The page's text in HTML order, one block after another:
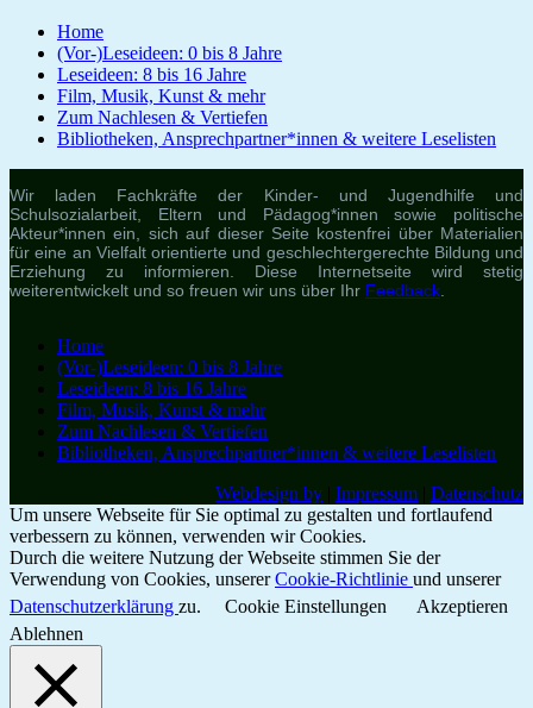
Home
(Vor-)Leseideen: 0 bis 8 Jahre
Leseideen: 8 bis 16 Jahre
Film, Musik, Kunst & mehr
Zum Nachlesen & Vertiefen
Bibliotheken, Ansprechpartner*innen & weitere Leselisten
Wir laden Fachkräfte der Kinder- und Jugendhilfe und
Schulsozialarbeit, Eltern und Pädagog*innen sowie politische
Akteur*innen ein, sich auf dieser Seite kostenfrei über Materialien
für eine an Vielfalt orientierte und geschlechtergerechte Bildung und
Erziehung zu informieren. Diese Internetseite wird stetig
weiterentwickelt und so freuen wir uns über Ihr Feedback
Home
(Vor-)Leseideen: 0 bis 8 Jahre
Leseideen: 8 bis 16 Jahre
Film, Musik, Kunst & mehr
Zum Nachlesen & Vertiefen
Bibliotheken, Ansprechpartner*innen & weitere Leselisten
Webdesign by
Impressum
Datenschutz
Um unsere Webseite für Sie optimal zu gestalten und fortlaufend
verbessern zu können, verwenden wir Cookies.
Durch die weitere Nutzung der Webseite stimmen Sie der
Verwendung von Cookies, unsererCookie-Richtlinie und unserer
Datenschutzerklärung zu. Cookie Einstellungen
Akzeptieren
Ablehnen